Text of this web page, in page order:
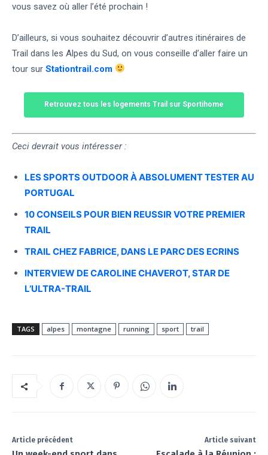
vous savez où aller l’été prochain !
D’ailleurs, si vous souhaitez découvrir d’autres itinéraires de
Trail dans les Alpes du Sud, on vous conseille d’aller faire un
tour sur Stationtrail.com
Retrouvez tous les logements Trail sur Sportihome
Ceci devrait vous intéresser :
LES SPORTS OUTDOOR À ABSOLUMENT TESTER AU
PORTUGAL
10 CONSEILS POUR BIEN REUSSIR VOTRE PREMIER
TRAIL
TRAIL CHEZ FABRICE, DANS LE PARC DES ECRINS
INTERVIEW DE CAROLINE CHAVEROT, STAR DE
L’ULTRA-TRAIL
TAGS alpes montagne running sport trail
Article précédent Article suivant